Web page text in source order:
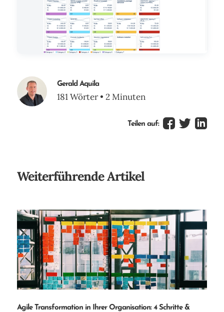
Gerald Aquila
181 Wörter • 2 Minuten
Teilen auf:
Weiterführende Artikel
Agile Transformation in Ihrer Organisation: 4 Schritte &